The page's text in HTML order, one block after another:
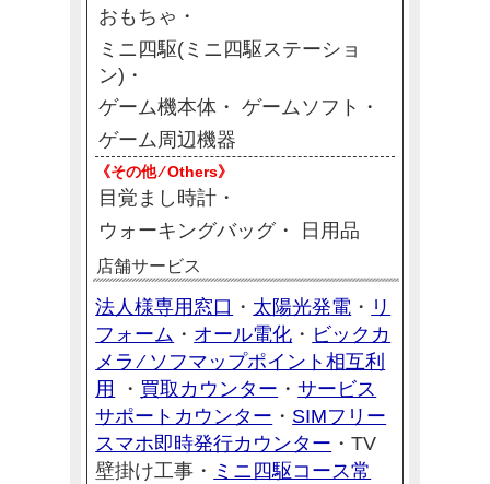
おもちゃ
ミニ四駆(ミニ四駆ステーショ
ン)
ゲーム機本体
ゲームソフト
ゲーム周辺機器
《その他 ⁄ Others》
目覚まし時計
ウォーキングバッグ
日用品
店舗サービス
法人様専用窓口 ・ 太陽光発電 ・ リ
フォーム ・ オール電化 ・ ビックカ
メラ ⁄ ソフマップポイント相互利
用
・ 買取カウンター ・サービス
サポートカウンター ・ SIMフリー
スマホ即時発行カウンター ・TV
壁掛け工事・ ミニ四駆コース常